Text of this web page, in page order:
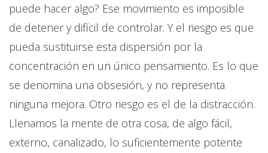
puede hacer algo? Ese movimiento es imposible
de detener y difícil de controlar. Y el riesgo es que
pueda sustituirse esta dispersión por la
concentración en un único pensamiento. Es lo que
se denomina una obsesión, y no representa
ninguna mejora. Otro riesgo es el de la distracción.
Llenamos la mente de otra cosa, de algo fácil,
externo, canalizado, lo suficientemente potente